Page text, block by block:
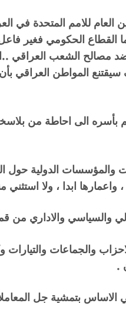
العام للامم المتحدة
القطاع الحكومي فغير
مصالح الشعب العراقي
المواطن العراقي
بأسره الى احاطة من
والمؤسسات الدولية حول
، واعمارها ابدا ، ولا
والسياسي والاداري من
والجماعات والتيارات
.
بتمشية جل